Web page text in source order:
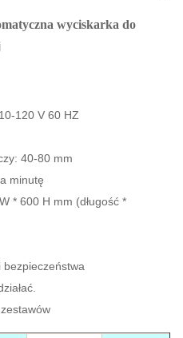
wyciskarka do
120 V 60 HZ
40-80 mm
minutę
* 600 H mm (długość *
bezpieczeństwa